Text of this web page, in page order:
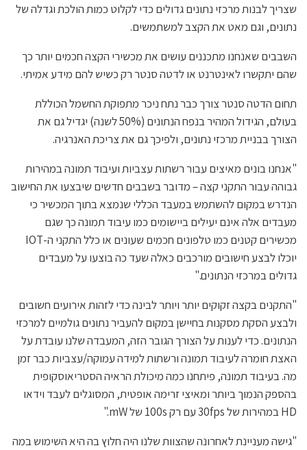
שצריך לבנות מרכזי נתונים גדולים כדי לקלוט כמות הולכת וגדלה של
נתונים, וגם מאט את הקצב למשתמשים.
השבבים שאנחנו מתכננים עושים את מכשירי הקצה חכמים יותר כך
שהם יתקשרו לאינטרנט או לדטה סנטר רק כשיש להם מידע אמיתי.
תחום הדטה סנטר צורך כבר נתח ניכר מתפוקת החשמל הכוללת
בעולם, הגידול המהיר בנפח הנתונים (50% לשנה) יגדיל גם את
הצורך בבניית מרכזי נתונים, ולפיכך גם את צריכת האנרגיה.
"אנחנו בונים מאיצים עבור רשתות עצביות ועיבוד תמונה במהירות
גבוהה עבור התקני קצה – מדובר בשבבים חדשים שיבצעו את החישוב
הנדרש במקום להשתמש במעבד הכללי שנמצא בתוך המכשיר כי
מעבדים אלה אינם יעילים ביישומים כמו עיבוד תמונה כך שגם
מכשירים קטנים כמו טלפונים חכמים שעונים או כלל התקני ה-IOT
יוכלו לבצע חישובים מורכבים כאלה שעד כה בוצעו על מעבדים
גדולים במרכזי הנתונים."
"התקנים בקצה זקוקים יותר ויותר לבינה כדי לזהות אירועים חשובים
ולבצע הסקת מסקנות בחיישן במקום להעביר נתונים גולמיים למרכזי
הנתונים. כדי לענות על הצורך הגובר הזה, המעבדה שלנו עובדת על
האצת חומרה לעיבוד תמונה ורשתות למידה עמוקה/עצביות כבר זמן
מה. בעיבוד תמונה, פיתחנו כמה מיכולת הראיה הסטריאוסקופית
בהספק הנמוך ביותר ומאיצי זרימה אופטית, המסוגלים לעבד וידאו
HD במהירות של 30fps עם רק 100s של mW."
"גישה מעניינת לאחרונה שהצוות שלנו היה חלוץ בה היא השימוש במה